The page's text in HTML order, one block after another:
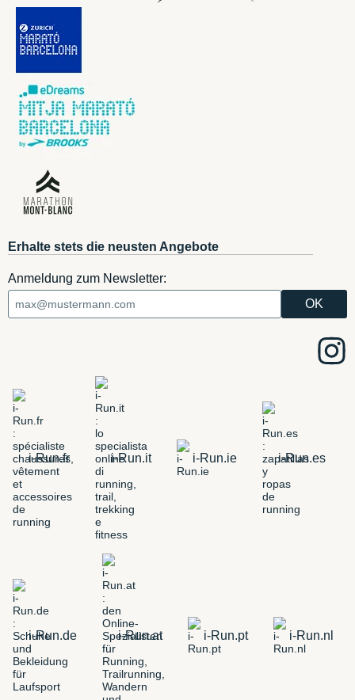
Erhalte stets die neusten Angebote
Anmeldung zum Newsletter:
i-Run.fr i-Run.it i-Run.ie i-Run.es
i-Run.de i-Run.at i-Run.pt i-Run.nl